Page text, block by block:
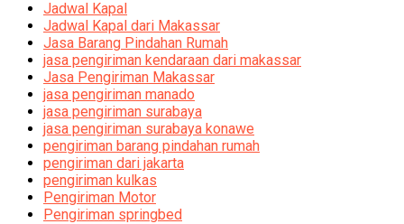
Jadwal Kapal
Jadwal Kapal dari Makassar
Jasa Barang Pindahan Rumah
jasa pengiriman kendaraan dari makassar
Jasa Pengiriman Makassar
jasa pengiriman manado
jasa pengiriman surabaya
jasa pengiriman surabaya konawe
pengiriman barang pindahan rumah
pengiriman dari jakarta
pengiriman kulkas
Pengiriman Motor
Pengiriman springbed